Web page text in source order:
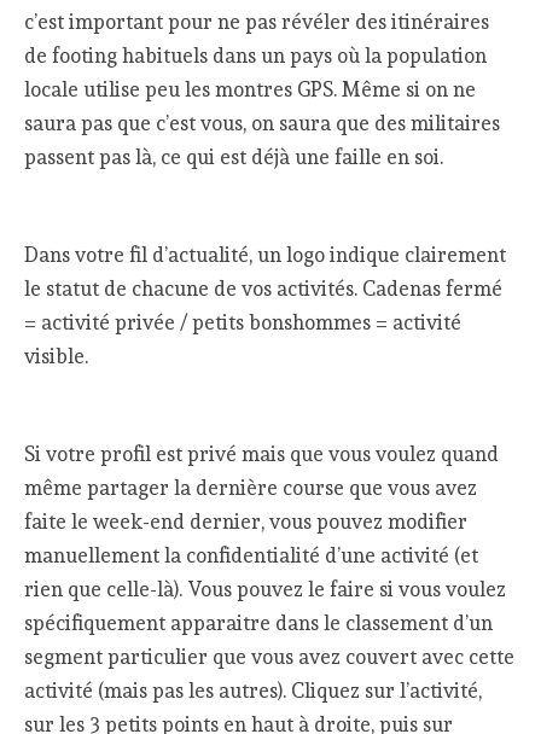
c’est important pour ne pas révéler des itinéraires
de footing habituels dans un pays où la population
locale utilise peu les montres GPS. Même si on ne
saura pas que c’est vous, on saura que des militaires
passent pas là, ce qui est déjà une faille en soi.
Dans votre fil d’actualité, un logo indique clairement
le statut de chacune de vos activités. Cadenas fermé
= activité privée / petits bonshommes = activité
visible.
Si votre profil est privé mais que vous voulez quand
même partager la dernière course que vous avez
faite le week-end dernier, vous pouvez modifier
manuellement la confidentialité d’une activité (et
rien que celle-là). Vous pouvez le faire si vous voulez
spécifiquement apparaitre dans le classement d’un
segment particulier que vous avez couvert avec cette
activité (mais pas les autres). Cliquez sur l’activité,
sur les 3 petits points en haut à droite, puis sur